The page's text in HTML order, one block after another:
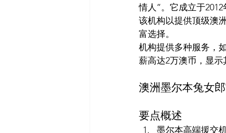
情人”。它成立于2012
该机构以提供顶级澳
富选择。
机构提供多种服务，
薪高达2万澳币，显示
澳洲墨尔本兔女郎
要点概述
墨尔本高端援交